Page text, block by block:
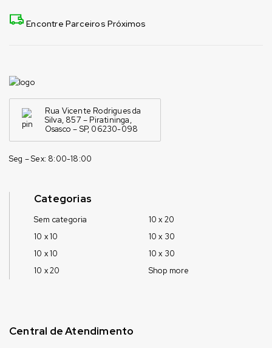
Encontre Parceiros Próximos
Rua Vicente Rodrigues da
Silva, 857 – Piratininga,
Osasco – SP, 06230-098
Seg – Sex: 8:00-18:00
Categorias
Sem categoria
10 x 10
10 x 10
10 x 20
10 x 20
10 x 30
10 x 30
Shop more
Central de Atendimento